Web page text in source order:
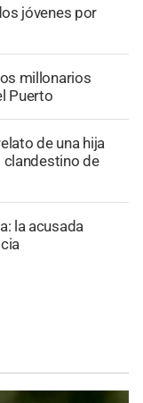
jóvenes por
millonarios
Puerto
de una hija
clandestino de
la acusada